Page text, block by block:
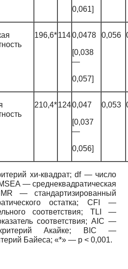
0,061]
196,6*1140,0478
[0,038
—
0,057]
0,056
210,4*1240,047
[0,037
—
0,056]
0,053
хи-квадрат; df — число
— среднеквадратическая
— стандартизированный
остатка; CFI —
соответствия; TLI —
соответствия; AIC —
Акайке; BIC —
Байеса; «*» — p < 0,001.